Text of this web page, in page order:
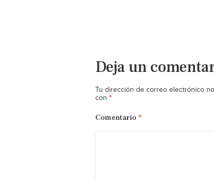
Deja un
Tu dirección de correo electrónico
con *
Comentario *